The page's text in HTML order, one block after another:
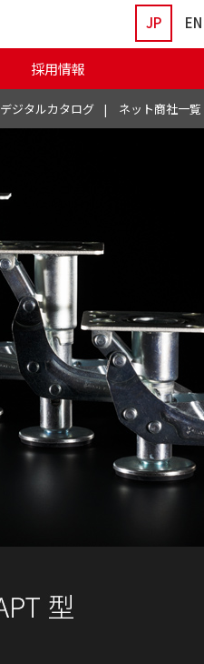
JP EN
採用情報
デジタルカタログ ネット商社一覧